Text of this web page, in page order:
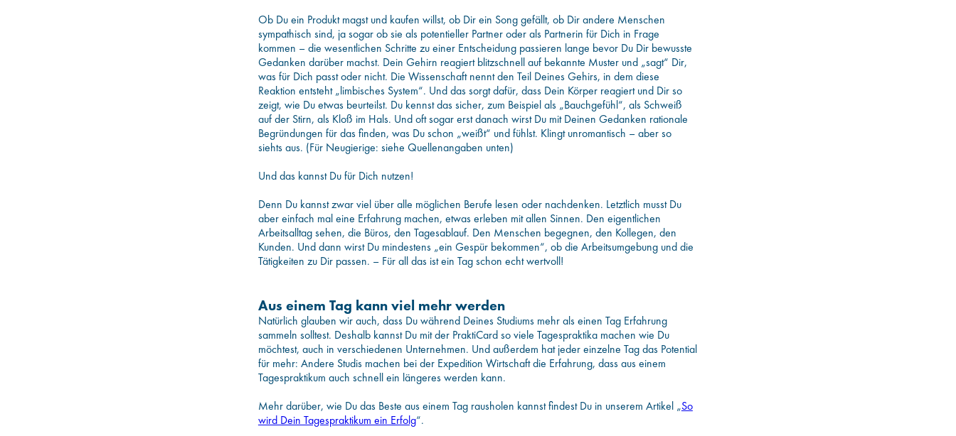
Ob Du ein Produkt magst und kaufen willst, ob Dir ein Song gefällt, ob Dir andere Menschen
sympathisch sind, ja sogar ob sie als potentieller Partner oder als Partnerin für Dich in Frage
kommen – die wesentlichen Schritte zu einer Entscheidung passieren lange bevor Du Dir bewusste
Gedanken darüber machst. Dein Gehirn reagiert blitzschnell auf bekannte Muster und „sagt“ Dir,
was für Dich passt oder nicht. Die Wissenschaft nennt den Teil Deines Gehirs, in dem diese
Reaktion entsteht „limbisches System“. Und das sorgt dafür, dass Dein Körper reagiert und Dir so
zeigt, wie Du etwas beurteilst. Du kennst das sicher, zum Beispiel als „Bauchgefühl“, als Schweiß
auf der Stirn, als Kloß im Hals. Und oft sogar erst danach wirst Du mit Deinen Gedanken rationale
Begründungen für das finden, was Du schon „weißt“ und fühlst. Klingt unromantisch – aber so
siehts aus. (Für Neugierige: siehe Quellenangaben unten)
Und das kannst Du für Dich nutzen!
Denn Du kannst zwar viel über alle möglichen Berufe lesen oder nachdenken. Letztlich musst Du
aber einfach mal eine Erfahrung machen, etwas erleben mit allen Sinnen. Den eigentlichen
Arbeitsalltag sehen, die Büros, den Tagesablauf. Den Menschen begegnen, den Kollegen, den
Kunden. Und dann wirst Du mindestens „ein Gespür bekommen“, ob die Arbeitsumgebung und die
Tätigkeiten zu Dir passen. – Für all das ist ein Tag schon echt wertvoll!
Aus einem Tag kann viel mehr werden
Natürlich glauben wir auch, dass Du während Deines Studiums mehr als einen Tag Erfahrung
sammeln solltest. Deshalb kannst Du mit der PraktiCard so viele Tagespraktika machen wie Du
möchtest, auch in verschiedenen Unternehmen. Und außerdem hat jeder einzelne Tag das Potential
für mehr: Andere Studis machen bei der Expedition Wirtschaft die Erfahrung, dass aus einem
Tagespraktikum auch schnell ein längeres werden kann.
Mehr darüber, wie Du das Beste aus einem Tag rausholen kannst findest Du in unserem Artikel „So
wird Dein Tagespraktikum ein Erfolg“.